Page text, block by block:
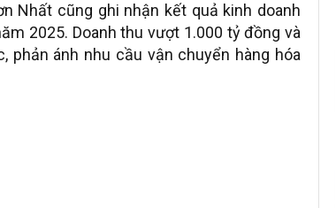
Nhất cũng ghi nhận kết quả kinh doanh
2025. Doanh thu vượt 1.000 tỷ đồng và
ánh nhu cầu vận chuyển hàng hóa